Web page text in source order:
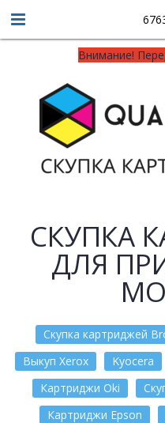
Внимание!
СКУПКА
ДЛЯ
Скупка картриджей
Выкуп Xerox
Kyocera
Картриджи Oki
Картриджи Epson